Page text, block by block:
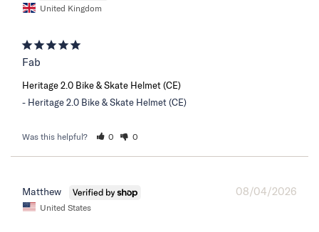
United Kingdom
Fab
Heritage 2.0 Bike & Skate Helmet (CE)
Heritage 2.0 Bike & Skate Helmet (CE)
Was this helpful? 0 0
08/04/2026
Matthew
United States